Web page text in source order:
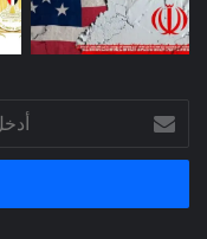
بريدك
الإلكتروني